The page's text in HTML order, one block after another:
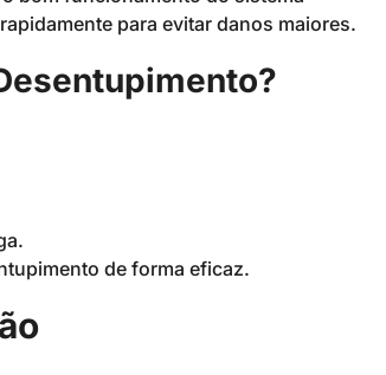
para evitar danos maiores.
de forma eficaz.